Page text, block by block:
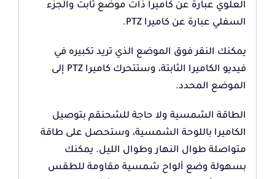
العلوي عبارة عن كاميرا ذات موضع ثابت والجزء
السفلي عبارة عن كاميرا PTZ.
يمكنك النقر فوق الموضع الذي تريد تكبيره في
فيديو الكاميرا الثابتة، وستتحرك كاميرا PTZ إلى
الموضع المحدد.
الطاقة الشمسية ولا حاجة للشحنقم بتوصيل
الكاميرا باللوحة الشمسية، وستحصل على طاقة
متواصلة طوال النهار وطوال الليل. يمكنك
بسهولة وضع ألواح شمسية مقاومة للطقس